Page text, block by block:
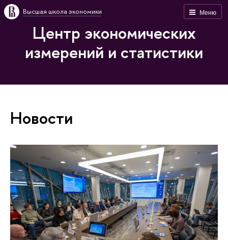
Меню
Высшая школа экономики
Центр экономических
измерений и статистики
Новости